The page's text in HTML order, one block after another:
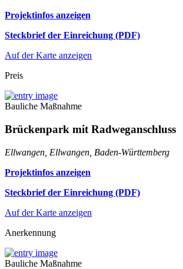
Projektinfos anzeigen
Steckbrief der Einreichung (PDF)
Auf der Karte anzeigen
Preis
Bauliche Maßnahme
Brückenpark mit Radweganschluss
Ellwangen, Ellwangen, Baden-Württemberg
Projektinfos anzeigen
Steckbrief der Einreichung (PDF)
Auf der Karte anzeigen
Anerkennung
Bauliche Maßnahme